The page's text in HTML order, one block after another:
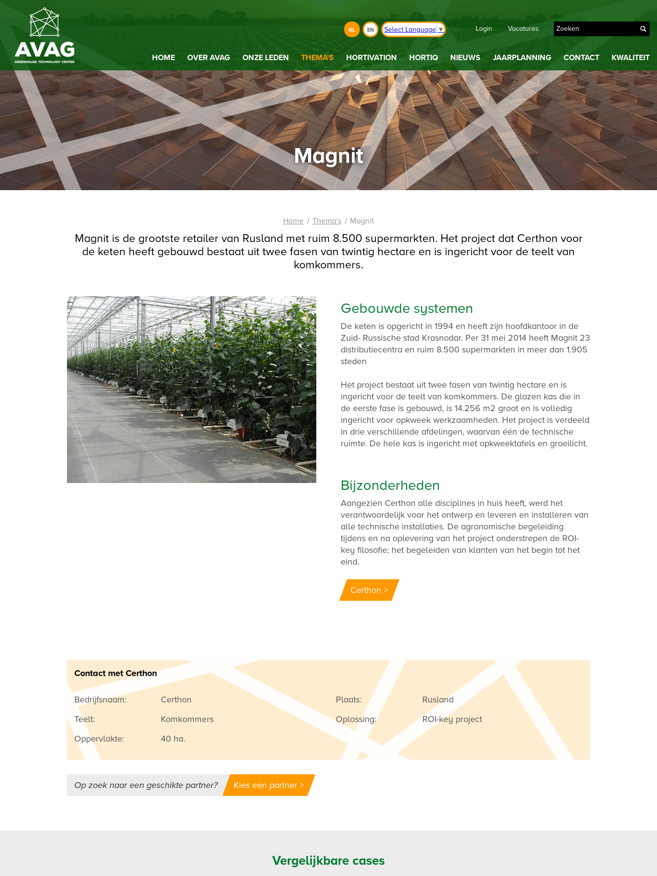
NL EN Select Language ▼ Login Vacatures
HOME OVER AVAG ONZE LEDEN THEMA'S HORTIVATION HORTIQ NIEUWS JAARPLANNING CONTACT KWALITEIT
Magnit
Home Thema's Magnit
Magnit is de grootste retailer van Rusland met ruim 8.500 supermarkten. Het project dat Certhon voor
de keten heeft gebouwd bestaat uit twee fasen van twintig hectare en is ingericht voor de teelt van
komkommers.
Gebouwde systemen
De keten is opgericht in 1994 en heeft zijn hoofdkantoor in de
Zuid- Russische stad Krasnodar. Per 31 mei 2014 heeft Magnit 23
distributiecentra en ruim 8.500 supermarkten in meer dan 1.905
steden
Het project bestaat uit twee fasen van twintig hectare en is
ingericht voor de teelt van komkommers. De glazen kas die in
de eerste fase is gebouwd, is 14.256 m2 groot en is volledig
ingericht voor opkweek werkzaamheden. Het project is verdeeld
in drie verschillende afdelingen, waarvan één de technische
ruimte. De hele kas is ingericht met opkweektafels en groeilicht.
Bijzonderheden
Aangezien Certhon alle disciplines in huis heeft, werd het
verantwoordelijk voor het ontwerp en leveren en installeren van
alle technische installaties. De agronomische begeleiding
tijdens en na oplevering van het project onderstrepen de ROI-
key filosofie; het begeleiden van klanten van het begin tot het
eind.
Certhon >
Contact met Certhon
Bedrijfsnaam:
Certhon
Teelt:
Komkommers
Oppervlakte:
40 ha.
Plaats:
Rusland
Oplossing:
ROI-key project
Op zoek naar een geschikte partner? Kies een partner >
Vergelijkbare cases